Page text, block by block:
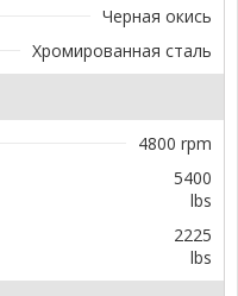
Черная окись
Хромированная сталь
4800 rpm
5400
lbs
2225
lbs